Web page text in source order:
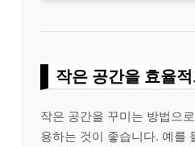
작은 공간을 효율
작은 공간을 꾸미는 방법으
용하는 것이 좋습니다. 예를